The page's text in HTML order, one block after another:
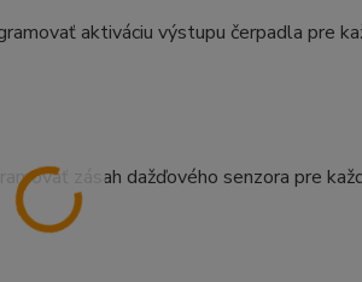
aktiváciu výstupu čerpadla pre
zásah dažďového senzora pre